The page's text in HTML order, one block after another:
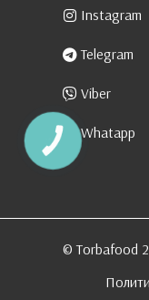
Instagram
Telegram
Viber
Whatapp
© Torbafood
КНОПКА
ЗВ'ЯЗКУ